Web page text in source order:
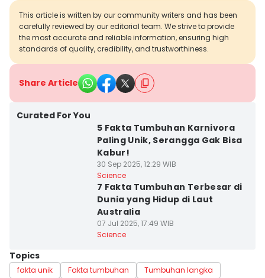
This article is written by our community writers and has been
carefully reviewed by our editorial team. We strive to provide
the most accurate and reliable information, ensuring high
standards of quality, credibility, and trustworthiness.
Share Article
Curated For You
5 Fakta Tumbuhan Karnivora
Paling Unik, Serangga Gak Bisa
Kabur!
30 Sep 2025, 12:29 WIB
Science
7 Fakta Tumbuhan Terbesar di
Dunia yang Hidup di Laut
Australia
07 Jul 2025, 17:49 WIB
Science
Topics
fakta unik Fakta tumbuhan
Tumbuhan langka